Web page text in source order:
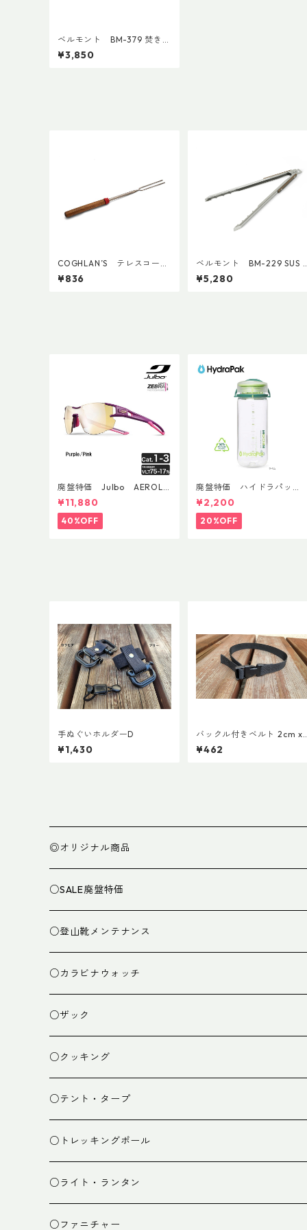
ベルモント BM-379 焚き
火ブロウパイプ ダークブラ
ウン
¥3,850
COGHLAN’S テレスコーピ
ングフォーク
¥836
ベルモント BM-229 SUS
ibasami
¥5,280
廃盤特価 Julbo AEROLIT
E AsianFit
¥11,880
40%OFF
廃盤特価 ハイドラパッ
ク リーコン ツイスト＆シ
ップ 500ml
¥2,200
20%OFF
手ぬぐいホルダーD
¥1,430
バックル付きベルト 2cm x
50cm
¥462
◎オリジナル商品
○SALE廃盤特価
○登山靴メンテナンス
○カラビナウォッチ
○ザック
ザック
スタッフバッグ
ザック小物
○クッキング
クッカー
バーナー
カトラリー
クッキング小物
○テント・タープ
テント
タープ
ペグ・ハンマー・小物
○トレッキングポール
○ライト・ランタン
ライト
○ファニチャー